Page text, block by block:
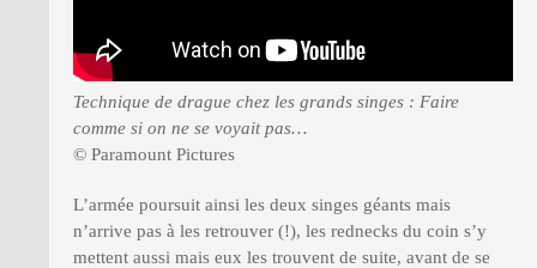
Technique de drague chez les grands singes : Faire
comme si on ne se voyait pas…
© Paramount Pictures
L’armée poursuit ainsi les deux singes géants mais
n’arrive pas à les retrouver (!), les rednecks du coin s’y
mettent aussi mais eux les trouvent de suite, avant de se